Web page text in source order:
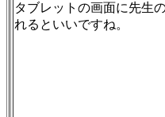
タブレットの画面に先生
れるといいですね。